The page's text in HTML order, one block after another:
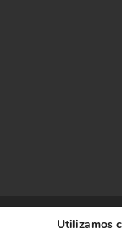
©
Utilizamos